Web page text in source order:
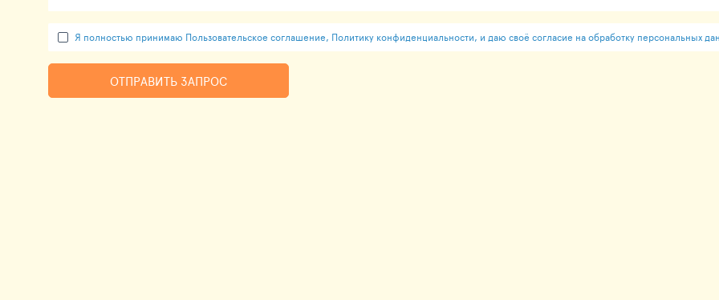
Я полностью принимаю Пользовательское соглашение, Политику конфиденциальности, и даю своё согласие на обработку персональных
ОТПРАВИТЬ ЗАПРОС